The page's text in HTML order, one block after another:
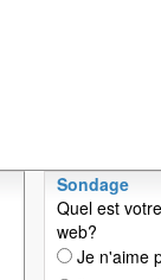
Sondage
Quel est
web?
Je n'aime